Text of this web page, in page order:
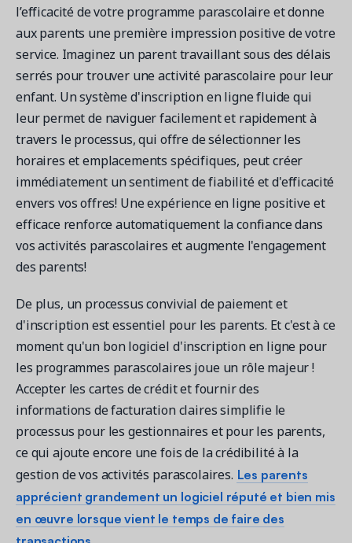
l’efficacité de votre programme parascolaire et donne
aux parents une première impression positive de votre
service. Imaginez un parent travaillant sous des délais
serrés pour trouver une activité parascolaire pour leur
enfant. Un système d'inscription en ligne fluide qui
leur permet de naviguer facilement et rapidement à
travers le processus, qui offre de sélectionner les
horaires et emplacements spécifiques, peut créer
immédiatement un sentiment de fiabilité et d'efficacité
envers vos offres! Une expérience en ligne positive et
efficace renforce automatiquement la confiance dans
vos activités parascolaires et augmente l'engagement
des parents!
De plus, un processus convivial de paiement et
d'inscription est essentiel pour les parents. Et c'est à ce
moment qu'un bon logiciel d'inscription en ligne pour
les programmes parascolaires joue un rôle majeur !
Accepter les cartes de crédit et fournir des
informations de facturation claires simplifie le
processus pour les gestionnaires et pour les parents,
ce qui ajoute encore une fois de la crédibilité à la
gestion de vos activités parascolaires. Les parents
apprécient grandement un logiciel réputé et bien mis
en œuvre lorsque vient le temps de faire des